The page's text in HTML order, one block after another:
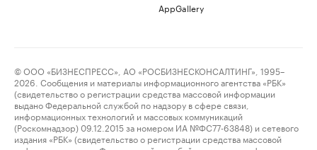
AppGallery
© ООО «БИЗНЕСПРЕСС», АО «РОСБИЗНЕСКОНСАЛТИНГ», 1995–
2026. Сообщения и материалы информационного агентства «РБК»
(свидетельство о регистрации средства массовой информации
выдано Федеральной службой по надзору в сфере связи,
информационных технологий и массовых коммуникаций
(Роскомнадзор) 09.12.2015 за номером ИА №ФС77-63848) и сетевого
издания «РБК» (свидетельство о регистрации средства массовой